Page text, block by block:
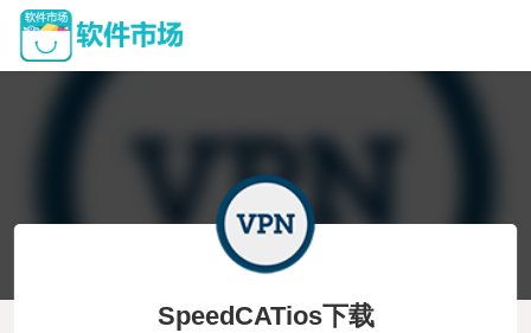
SpeedCATios下载